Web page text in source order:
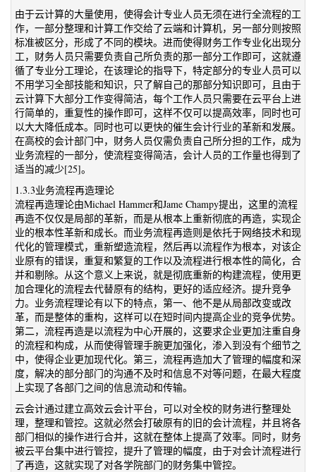
由于云计算的大量使用，使得会计专业人员无须在进行全流程的工
作，一部分整理和计算工作交给了云端和计算机，另一部分则按照
标准被区分，形成了不同的模块。进而使得财务工作专业化出现分
工，财务人员只需要负责自己所负责的那一部分工作即可，这就遵
循了专业分工理论，在该理论的指导下，特定部分的专业人员可以
不用学习全部技能和知识，只了解自己的那部分知识即可，且由于
云计算下大部分工作变得简洁，每个工作人员只需要在云平台上进
行简单的，重复性的操作即可，这样不仅可以提高效率，同时也可
以大大降低成本。同时也可以更快的催生会计行业的革新和发展。
在高校的会计部门中，财务人员仅需负责自己所分担的工作，成为
业务流程的一部分，使流程变得简洁，会计人员的工作量也得到了
适当的减少[25]。
1.3.3业务流程再造理论
流程再造理论由Michael Hammer和Jame Champy提出，这里的流程
再造不仅仅是局部的革新，而是从根本上重新彻底的再造，实现企
业的根本性革新和成长。而业务流程再造则是依托于网络技术和现
代化的管理模式，重新塑造流程，然后再以流程作为根本，对该企
业原有的错误，重复和繁复的工作以及流程进行根本性的简化，合
并和剔除。从这个意义上来说，就是彻底重新的构建流程，使用更
加合理化的流程去代替原有的结构，更好的适应经济。提升竞争
力。业务流程理论有以下的特点，第一、他不是从局部改变或改
革，而是整体的重构，这样可以在短时间内提高企业的竞争优势。
第二，流程再造是以流程为中心开展的，这要求企业更加注重自身
的流程和构成，从而使得管理手腕更加强化，渗入到没有个细节之
中，使得企业更加现代化。第三，流程再造加大了管理的幅度和深
度，解决的部分部门的沟通不及时和信息不对等问题，在最大程度
上实现了各部门之间的信息流动和传输。
云会计通过建立高效云会计平台，可以对全校的财务进行整理处
理，整理和管控。这就必然会打破原有的旧的会计流程，并且将各
部门相似的操作进行合并，这就在整体上提高了效率。同时，财务
被云平台集中进行管控，提升了管理的幅度，由于对会计流程进行
了再造，这就实现了对各学院部门的财务集中管控。